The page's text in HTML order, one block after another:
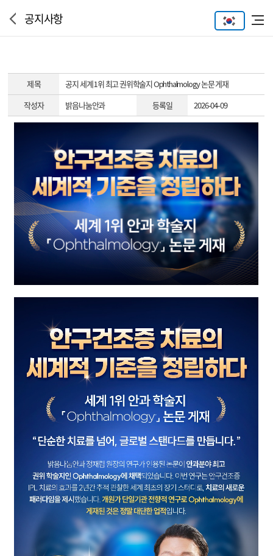
공지사항
제 목 공지세계 1위 최고 권위학술지 Ophthalmology 논문 게재
작성자
밝음나눔안과 등록일 2026-04-09